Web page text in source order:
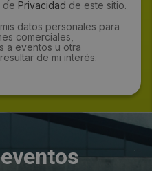
de Privacidad de este sitio.
datos personales para
comerciales,
a eventos u otra
de mi interés.